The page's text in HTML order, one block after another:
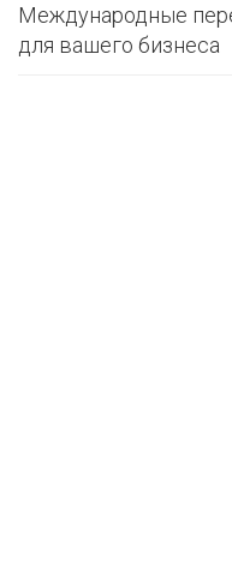
Международные
для вашего бизнеса